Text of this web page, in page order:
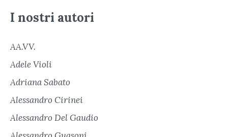
I nostri autori
AA.VV.
Adele Violi
Adriana Sabato
Alessandro Cirinei
Alessandro Del Gaudio